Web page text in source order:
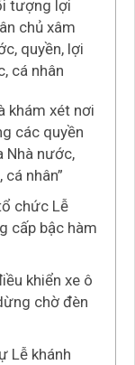
tượng lợi
chủ xâm
quyền, lợi
cá nhân
khám xét nơi
các quyền
Nhà nước,
nhân”
chức Lễ
cấp bậc hàm
khiển xe ô
chờ đèn
Lễ khánh